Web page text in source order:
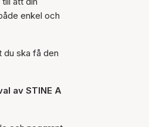
enkel och
du ska få den
av STINE A